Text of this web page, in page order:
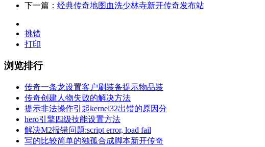
下一篇： 经典传奇地图血洗少林寺新开传奇发布站
挑错
打印
浏览排行
传奇一条龙设置客户刷装备提示物品装
传奇创建人物失败的解决方法
提示非法操作引起kernel32出错的原因分
hero引擎四级技能设置方法
解决M2报错问题:script error, load fail
写的比较简单的独孤合成脚本新开传奇